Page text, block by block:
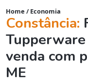
Home / Economia
Constância:
venda com
ME